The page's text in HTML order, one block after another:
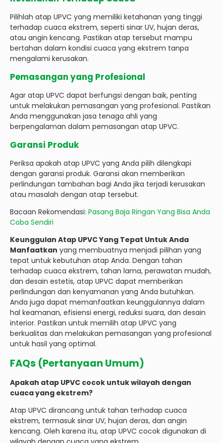
Pilihlah atap UPVC yang memiliki ketahanan yang tinggi
terhadap cuaca ekstrem, seperti sinar UV, hujan deras,
atau angin kencang. Pastikan atap tersebut mampu
bertahan dalam kondisi cuaca yang ekstrem tanpa
mengalami kerusakan.
Pemasangan yang Profesional
Agar atap UPVC dapat berfungsi dengan baik, penting
untuk melakukan pemasangan yang profesional. Pastikan
Anda menggunakan jasa tenaga ahli yang
berpengalaman dalam pemasangan atap UPVC.
Garansi Produk
Periksa apakah atap UPVC yang Anda pilih dilengkapi
dengan garansi produk. Garansi akan memberikan
perlindungan tambahan bagi Anda jika terjadi kerusakan
atau masalah dengan atap tersebut.
Bacaan Rekomendasi: Pasang Baja Ringan Yang Bisa Anda
Coba Sendiri
Keunggulan Atap UPVC Yang Tepat Untuk Anda
Manfaatkan yang membuatnya menjadi pilihan yang
tepat untuk kebutuhan atap Anda. Dengan tahan
terhadap cuaca ekstrem, tahan lama, perawatan mudah,
dan desain estetis, atap UPVC dapat memberikan
perlindungan dan kenyamanan yang Anda butuhkan.
Anda juga dapat memanfaatkan keunggulannya dalam
hal keamanan, efisiensi energi, reduksi suara, dan desain
interior. Pastikan untuk memilih atap UPVC yang
berkualitas dan melakukan pemasangan yang profesional
untuk hasil yang optimal.
FAQs (Pertanyaan Umum)
Apakah atap UPVC cocok untuk wilayah dengan
cuaca yang ekstrem?
Atap UPVC dirancang untuk tahan terhadap cuaca
ekstrem, termasuk sinar UV, hujan deras, dan angin
kencang. Oleh karena itu, atap UPVC cocok digunakan di